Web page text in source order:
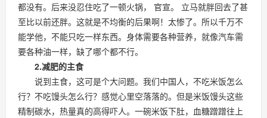
都没有。后来没忍住吃了一顿火锅， 官宣。 立马就胖回去了甚
至比以前还胖。这就是不均衡的后果啊！太惨了。所以千万不
能学他，不能只吃一样东西。身体需要各种营养，就像汽车需
要各种油一样，缺了哪个都不行。
2.减肥的主食
说到主食，这可是个大问题。我们中国人，不吃米饭怎么
行？不吃馒头怎么行？感觉心里空落落的。但是米饭馒头这些
精制碳水，热量真的高得吓人。一碗米饭下肚，血糖蹭蹭往上